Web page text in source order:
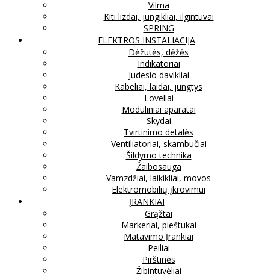
Vilma
Kiti lizdai, jungikliai, ilgintuvai
SPRING
ELEKTROS INSTALIACIJA
Dėžutės, dėžės
Indikatoriai
Judesio davikliai
Kabeliai, laidai, jungtys
Loveliai
Moduliniai aparatai
Skydai
Tvirtinimo detalės
Ventiliatoriai, skambučiai
Šildymo technika
Žaibosauga
Vamzdžiai, laikikliai, movos
Elektromobilių įkrovimui
ĮRANKIAI
Grąžtai
Markeriai, pieštukai
Matavimo Įrankiai
Peiliai
Pirštinės
Žibintuvėliai